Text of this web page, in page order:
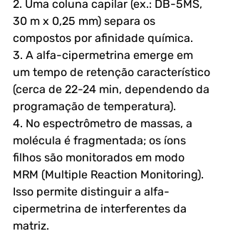
2. Uma coluna capilar (ex.: DB-5MS,
30 m x 0,25 mm) separa os
compostos por afinidade química.
3. A alfa-cipermetrina emerge em
um tempo de retenção característico
(cerca de 22-24 min, dependendo da
programação de temperatura).
4. No espectrômetro de massas, a
molécula é fragmentada; os íons
filhos são monitorados em modo
MRM (Multiple Reaction Monitoring).
Isso permite distinguir a alfa-
cipermetrina de interferentes da
matriz.